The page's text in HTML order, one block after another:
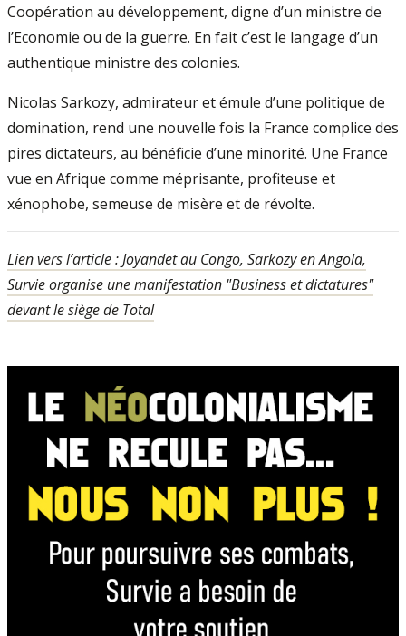
Coopération au développement, digne d’un ministre de
l’Economie ou de la guerre. En fait c’est le langage d’un
authentique ministre des colonies.
Nicolas Sarkozy, admirateur et émule d’une politique de
domination, rend une nouvelle fois la France complice des
pires dictateurs, au bénéficie d’une minorité. Une France
vue en Afrique comme méprisante, profiteuse et
xénophobe, semeuse de misère et de révolte.
Lien vers l’article : Joyandet au Congo, Sarkozy en Angola,
Survie organise une manifestation "Business et dictatures"
devant le siège de Total